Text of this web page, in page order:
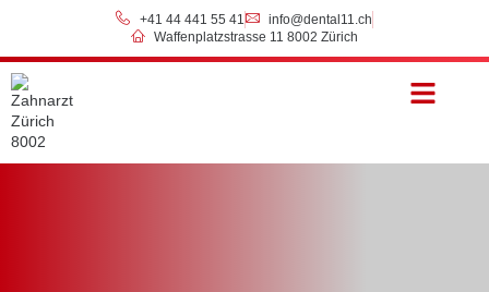
+41 44 441 55 41
info@dental11.ch
Waffenplatzstrasse 11 8002 Zürich